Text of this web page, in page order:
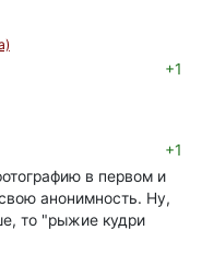
+1
+1
в первом и
анонимность. Ну,
то "рыжие кудри